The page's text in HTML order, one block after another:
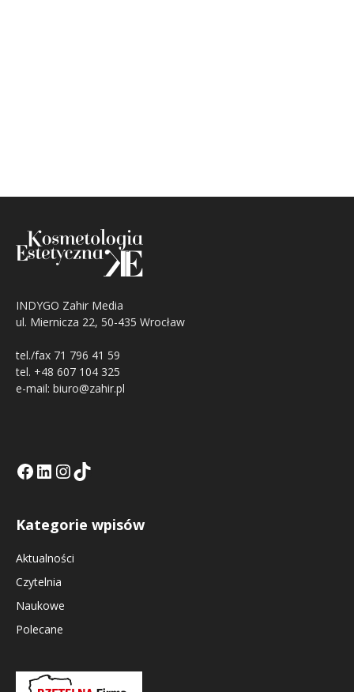
INDYGO Zahir Media
ul. Miernicza 22, 50-435 Wrocław
tel./fax 71 796 41 59
tel. +48 607 104 325
e-mail: biuro@zahir.pl
Facebook
LinkedIn
Tik Tok KEInstagramm KE
Kategorie wpisów
Aktualności
Czytelnia
Naukowe
Polecane